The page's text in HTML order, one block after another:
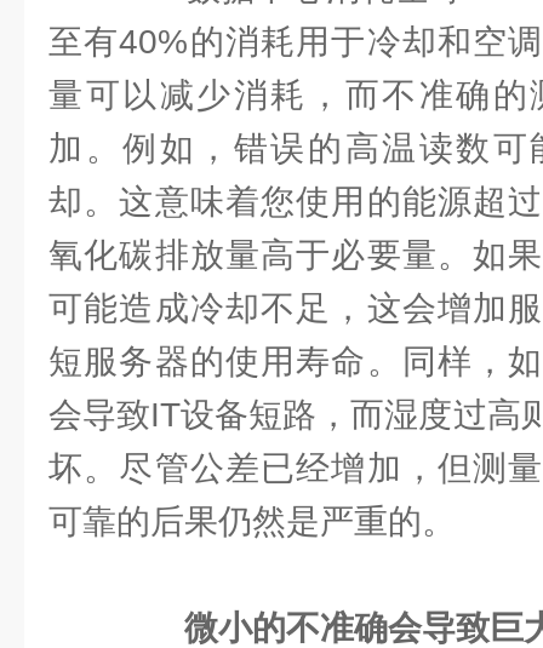
至有40%的消耗用于冷却和空
量可以减少消耗，而不准确的
加。例如，错误的高温读数
却。这意味着您使用的能源超
氧化碳排放量高于必要量。如
可能造成冷却不足，这会增加
短服务器的使用寿命。同样，
会导致IT设备短路，而湿度过高
坏。尽管公差已经增加，但测
可靠的后果仍然是严重的。
微小的不准确会导致巨